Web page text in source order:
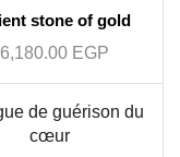
stone of gold
EGP